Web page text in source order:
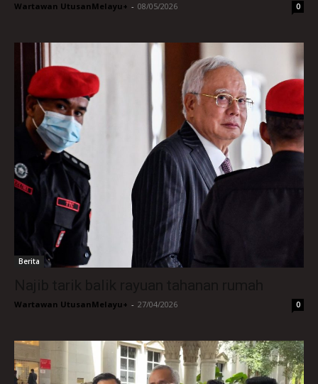
Wartawan UtusanMelayu+ - 08/05/2026 0
Berita
Wartawan UtusanMelayu+ - 27/04/2026 0